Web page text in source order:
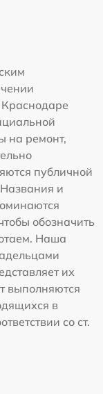
на ремонт,
публичной
и
обозначить
Наша
их
выполняются
в
со ст.